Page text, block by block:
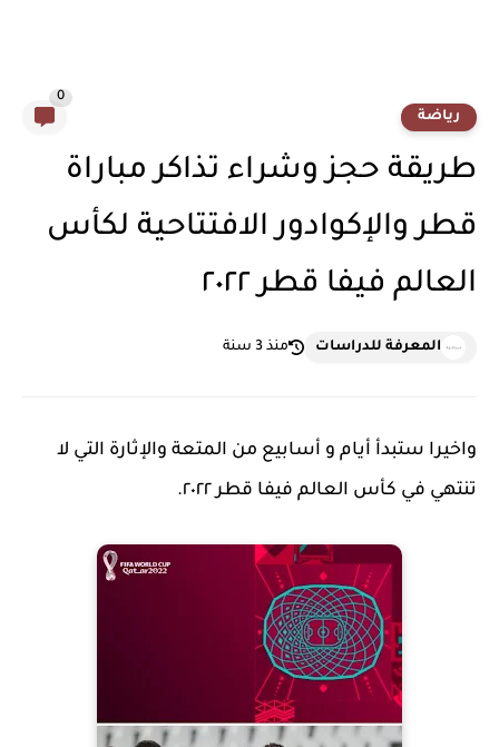
رياضة
0
طريقة حجز وشراء تذاكر مباراة
قطر والإكوادور الافتتاحية لكأس
العالم فيفا قطر ٢٠٢٢
المعرفة للدراسات منذ 3 سنة
واخيرا ستبدأ أيام و أسابيع من المتعة والإثارة التي لا
تنتهي في كأس العالم فيفا قطر ٢٠٢٢.